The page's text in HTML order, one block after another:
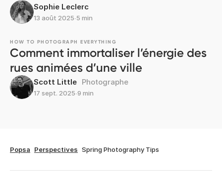
Sophie Leclerc
13 août 2025∙5 min
HOW TO PHOTOGRAPH EVERYTHING
Comment immortaliser l’énergie des
rues animées d’une ville
Scott Little Photographe
17 sept. 2025∙9 min
Popsa Perspectives Spring Photography Tips